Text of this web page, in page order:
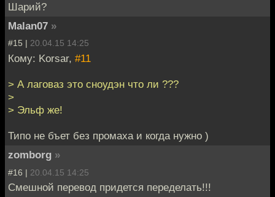
Шарий?
Malan07 »
#15 | 20.04.15 14:25
Кому: Korsar, #11
> А лаговаз это сноудэн что ли ???
>
> Эльф же!
Типо не бъет без промаха и когда нужно )
zomborg »
#16 | 20.04.15 14:25
Смешной перевод придется переделать!!!